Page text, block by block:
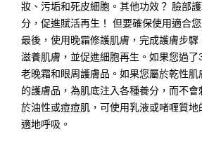
妝、污垢和死皮細胞。其他功效？ 臉部
分，促進賦活再生！ 但要確保使用適合
最後，使用晚霜修護肌膚，完成護膚步驟
滋養肌膚，並促進細胞再生。如果您過
老晚霜和眼周護膚品。如果您屬於乾性肌
的護膚品，為肌底注入各種養分，而不會
於油性或痘痘肌，可使用乳液或啫喱質
適地呼吸。